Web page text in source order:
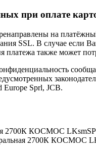
при оплате
на
SSL. В случае если
также может
Sprl, JCB.
2700К КОСМОС
2700К КОСМОС